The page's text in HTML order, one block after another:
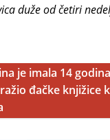
duže od četiri
je imala 14
đačke knjižice